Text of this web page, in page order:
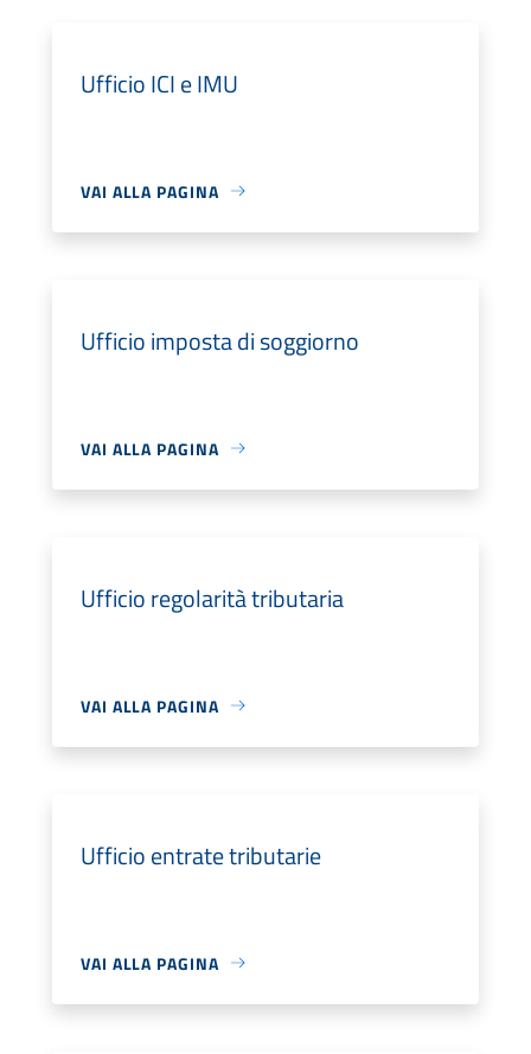
Ufficio ICI e IMU
VAI ALLA PAGINA
Ufficio imposta di soggiorno
VAI ALLA PAGINA
Ufficio regolarità tributaria
VAI ALLA PAGINA
Ufficio entrate tributarie
VAI ALLA PAGINA